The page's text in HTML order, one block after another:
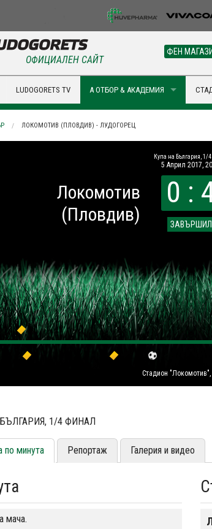
ФЕН
ОФИЦИАЛЕН САЙТ
LUDOGORETS TV А ОТБОР & АКАДЕМИЯ
ЛОКОМОТИВ (ПЛОВДИВ) - ЛУДОГОРЕЦ
Купа на България, 1/
5 Април 2017,
Локомотив
(Пловдив)
0 :
ЗАВЪРШИЛ
Стадион
1/4 ФИНАЛ
по минута Репортаж Галерия и видео
мача.